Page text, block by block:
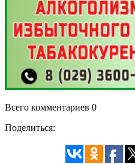
Всего комментариев 0
Поделиться: